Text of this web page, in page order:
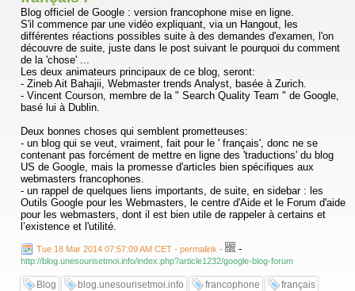
Blog officiel de Google : version francophone mise en ligne.
S'il commence par une vidéo expliquant, via un Hangout, les
différentes réactions possibles suite à des demandes d'examen, l'on
découvre de suite, juste dans le post suivant le pourquoi du comment
de la 'chose' ...
Les deux animateurs principaux de ce blog, seront:
- Zineb Ait Bahajii, Webmaster trends Analyst, basée à Zurich.
- Vincent Courson, membre de la " Search Quality Team " de Google,
basé lui à Dublin.
Deux bonnes choses qui semblent prometteuses:
- un blog qui se veut, vraiment, fait pour le ' français', donc ne se
contenant pas forcément de mettre en ligne des 'traductions' du blog
US de Google, mais la promesse d'articles bien spécifiques aux
webmasters francophones.
- un rappel de quelques liens importants, de suite, en sidebar : les
Outils Google pour les Webmasters, le centre d'Aide et le Forum d'aide
pour les webmasters, dont il est bien utile de rappeler à certains et
l’existence et l'utilité.
Tue 18 Mar 2014 07:57:09 AM CET - permalink - -
http://blog.unesourisetmoi.info/index.php?article1232/google-blog-forum
Blog blog.unesourisetmoi.info francophone
français